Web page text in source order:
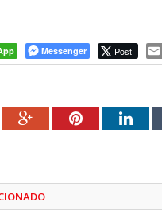
Messenger Post
Google+Pinterest